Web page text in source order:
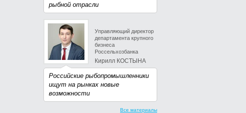
рыбной отрасли
Управляющий директор
департамента крупного
бизнеса
Россельхозбанка
Кирилл КОСТЫНА
Российские рыбопромышленники
ищут на рынках новые
возможности
Все материалы